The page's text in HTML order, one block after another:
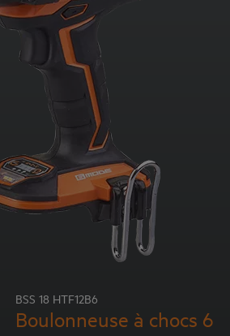
BSS 18 HTF12B6
Boulonneuse à chocs 6